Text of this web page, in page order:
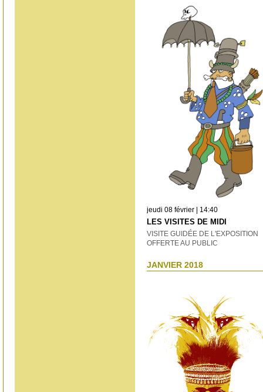
jeudi 08 février | 14:40
LES VISITES DE MIDI
VISITE GUIDÉE DE L'EXPOSITION
OFFERTE AU PUBLIC
JANVIER 2018